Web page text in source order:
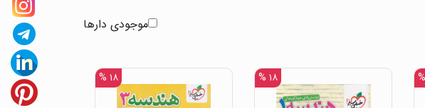
موجودی دارها
۱۸ % ۱۸ %